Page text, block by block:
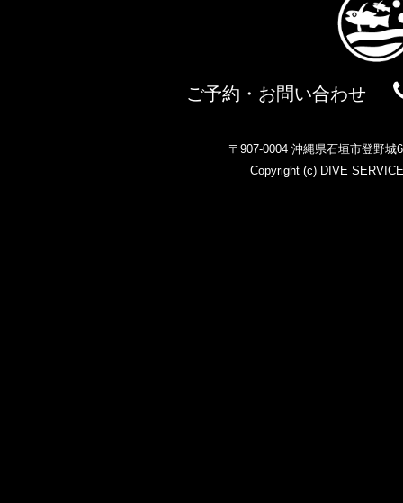
ご予約・お問い合わせ
〒907-0004 沖縄県石垣市登野城
Copyright (c) DIVE